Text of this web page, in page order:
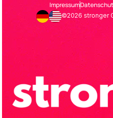
Impressum
©2026 stronger